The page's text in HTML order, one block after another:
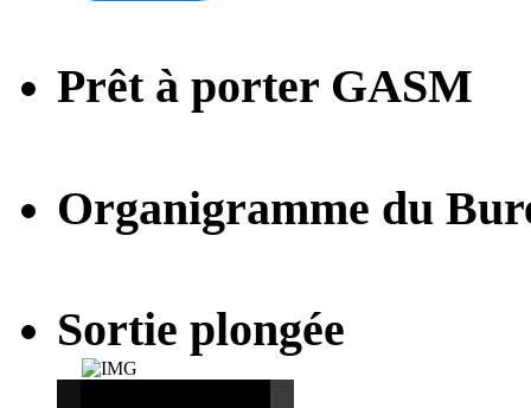
Prêt à porter GASM
Organigramme du
Sortie plongée